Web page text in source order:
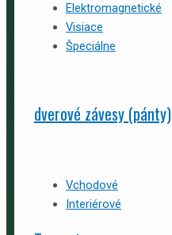
Elektromagnetické
Visiace
Špeciálne
dverové závesy (pánty)
Vchodové
Interiérové